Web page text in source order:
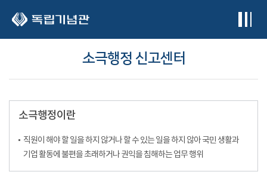
소극행정 신고센터
소극행정이란
직원이 해야 할 일을 하지 않거나 할 수 있는 일을 하지 않아 국민 생활과
기업 활동에 불편을 초래하거나 권익을 침해하는 업무 행위